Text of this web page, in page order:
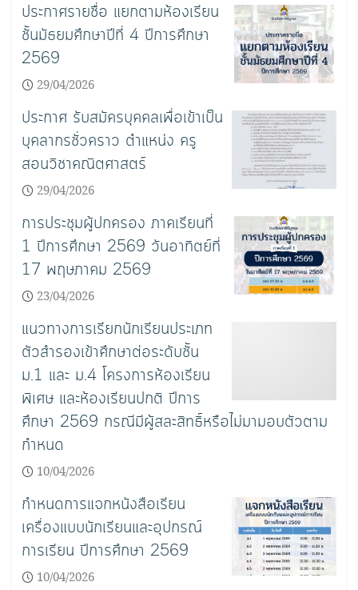
ประกาศรายชื่อ แยกตามห้องเรียน
ชั้นมัธยมศึกษาปีที่ 4 ปีการศึกษา
2569
29/04/2026
ประกาศ รับสมัครบุคคลเพื่อเข้าเป็น
บุคลากรชั่วคราว ตำแหน่ง ครู
สอนวิชาคณิตศาสตร์
29/04/2026
การประชุมผู้ปกครอง ภาคเรียนที่
1 ปีการศึกษา 2569 วันอาทิตย์ที่
17 พฤษภาคม 2569
23/04/2026
แนวทางการเรียกนักเรียนประเภท
ตัวสำรองเข้าศึกษาต่อระดับชั้น
ม.1 และ ม.4 โครงการห้องเรียน
พิเศษ และห้องเรียนปกติ ปีการ
ศึกษา 2569 กรณีมีผู้สละสิทธิ์หรือไม่มามอบตัวตาม
กำหนด
10/04/2026
กำหนดการแจกหนังสือเรียน
เครื่องแบบนักเรียนและอุปกรณ์
การเรียน ปีการศึกษา 2569
10/04/2026